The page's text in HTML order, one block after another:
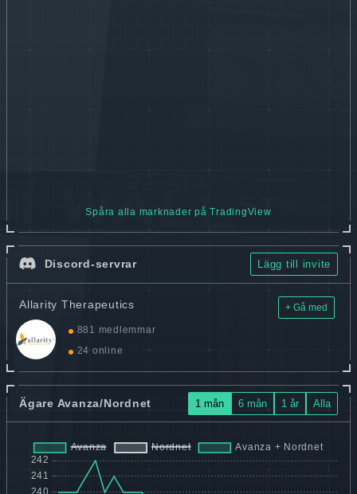
Spåra alla marknader på TradingView
Discord-servrar Lägg till invite
Allarity Therapeutics
881 medlemmar
24 online
+ Gå med
Ägare Avanza/Nordnet 1 mån 6 mån 1 år Alla